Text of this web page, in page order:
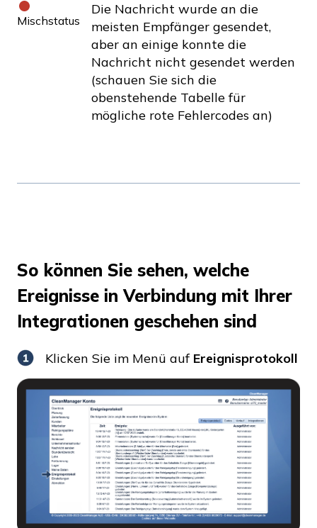
Mischstatus
Die Nachricht wurde an die
meisten Empfänger gesendet,
aber an einige konnte die
Nachricht nicht gesendet werden
(schauen Sie sich die
obenstehende Tabelle für
mögliche rote Fehlercodes an)
So können Sie sehen, welche
Ereignisse in Verbindung mit Ihrer
Integrationen geschehen sind
Klicken Sie im Menü auf Ereignisprotokoll